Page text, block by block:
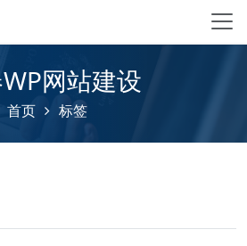
网站建设
首页 标签